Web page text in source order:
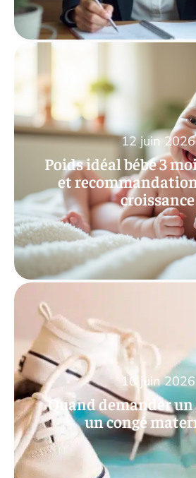
Poids idéal bébé 3
et
croissance
12 juin 2026
Quand demander un
un congé
10 juin 2026